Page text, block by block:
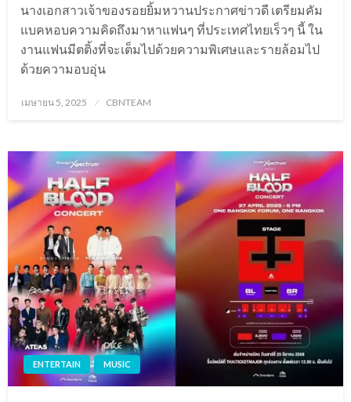
นางเอกสาวเจ้าของรอยยิ้มหวานประกาศข่าวดี เตรียมคัม
แบคหอบความคิดถึงมาหาแฟนๆ ที่ประเทศไทยเร็วๆ นี้ ใน
งานแฟนมีตติ้งที่จะเต็มไปด้วยความพิเศษและรายล้อมไป
ด้วยความอบอุ่น
Posted
เมษายน 5, 2025 CBNTEAM
ENTERTAIN MUSIC